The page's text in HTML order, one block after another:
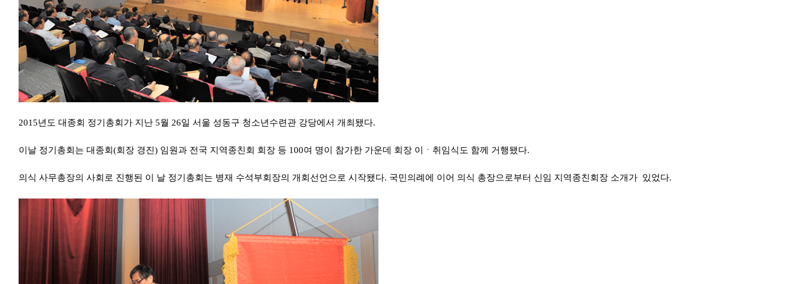
2015년도 대종회 정기총회가 지난 5월 26일 서울 성동구 청소년수련관 강당에서 개최됐다.
이날 정기총회는 대종회(회장 경진) 임원과 전국 지역종친회 회장 등 100여 명이 참가한 가운데 회장 이ㆍ취임식도 함께 거행됐다.
의식 사무총장의 사회로 진행된 이 날 정기총회는 병재 수석부회장의 개회선언으로 시작됐다. 국민의례에 이어 의식 총장으로부터 신임 지역종친회장 소개가 있었다.